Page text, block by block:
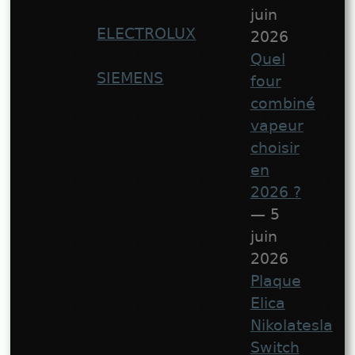
ELECTROLUX
SIEMENS
juin
2026
Quel
four
combiné
vapeur
choisir
en
2026 ?
— 5
juin
2026
Plaque
Elica
Nikolatesla
Switch